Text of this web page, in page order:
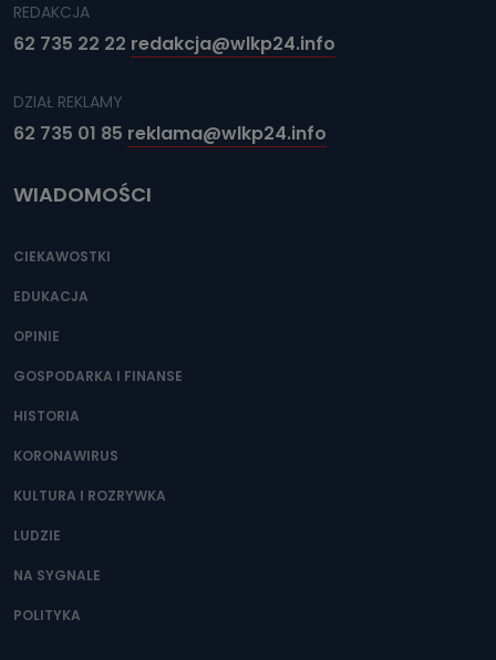
REDAKCJA
62 735 22 22 redakcja@wlkp24.info
DZIAŁ REKLAMY
62 735 01 85 reklama@wlkp24.info
WIADOMOŚCI
CIEKAWOSTKI
EDUKACJA
OPINIE
GOSPODARKA I FINANSE
HISTORIA
KORONAWIRUS
KULTURA I ROZRYWKA
LUDZIE
NA SYGNALE
POLITYKA